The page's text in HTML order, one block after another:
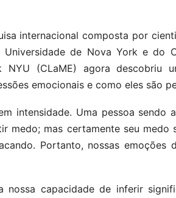
internacional composta por
Universidade de Nova York e do
NYU (CLaME) agora descobriu
emocionais e como eles são
intensidade. Uma pessoa
medo; mas certamente seu medo
Portanto, nossas emoções
nossa capacidade de inferir